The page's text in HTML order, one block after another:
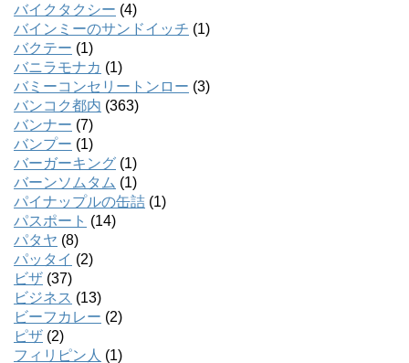
バイクタクシー (4)
バインミーのサンドイッチ (1)
バクテー (1)
バニラモナカ (1)
バミーコンセリートンロー (3)
バンコク都内 (363)
バンナー (7)
バンプー (1)
バーガーキング (1)
バーンソムタム (1)
パイナップルの缶詰 (1)
パスポート (14)
パタヤ (8)
パッタイ (2)
ビザ (37)
ビジネス (13)
ビーフカレー (2)
ピザ (2)
フィリピン人 (1)